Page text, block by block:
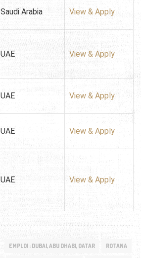
Saudi Arabia View & Apply
UAE View & Apply
UAE View & Apply
UAE View & Apply
UAE View & Apply
EMPLOI : DUBAI, ABU DHABI, QATAR ROTANA